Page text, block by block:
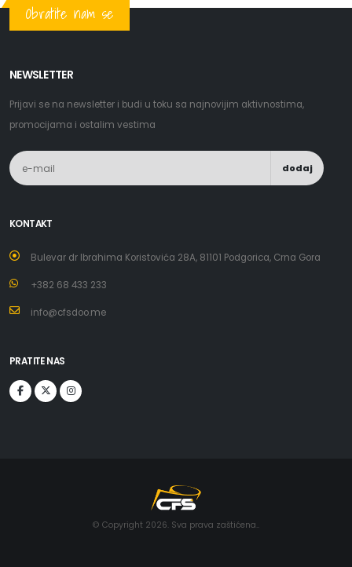
Obratite nam se
NEWSLETTER
Prijavi se na newsletter i budi u toku sa najnovijim aktivnostima,
promocijama i ostalim vestima
dodaj
KONTAKT
Bulevar dr Ibrahima Koristovića 28A, 81101 Podgorica, Crna Gora
+382 68 433 233
info@cfsdoo.me
PRATITE NAS
© Copyright 2026. Sva prava zaštićena..